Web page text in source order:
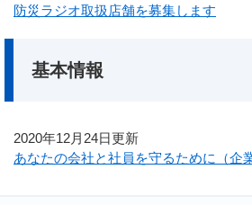
防災ラジオ取扱店舗を募集します
基本情報
2020年12月24日更新
あなたの会社と社員を守るために（企